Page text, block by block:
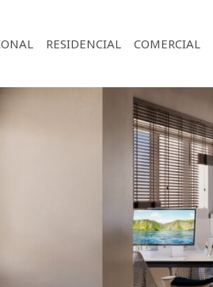
RESIDENCIAL COMERCIAL